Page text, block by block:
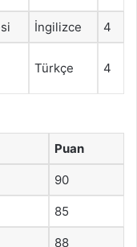
İngilizce 4
Türkçe 4
Puan
90
85
88